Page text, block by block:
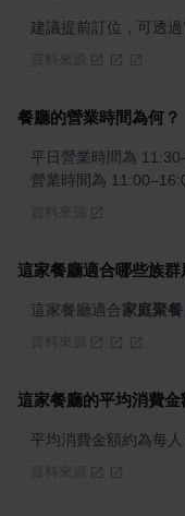
建議提前訂位，可透過
餐廳的營業時間為何？
平日營業時間為
營業時間為
這家餐廳適合哪些族群
這家餐廳適合家庭聚餐
這家餐廳的平均消費金
平均消費金額約為每